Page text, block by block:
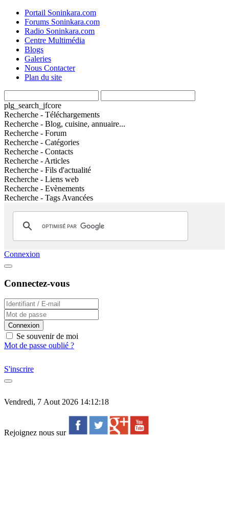
Portail Soninkara.com
Forums Soninkara.com
Radio Soninkara.com
Centre Multimédia
Blogs
Galeries
Nous Contacter
Plan du site
plg_search_jfcore
Recherche - Téléchargements
Recherche - Blog, cuisine, annuaire...
Recherche - Forum
Recherche - Catégories
Recherche - Contacts
Recherche - Articles
Recherche - Fils d'actualité
Recherche - Liens web
Recherche - Evènements
Recherche - Tags Avancées
Connexion
Connectez-vous
Connexion
Se souvenir de moi
Mot de passe oublié ?
S'inscrire
Vendredi, 7 Aout 2026 14:12:18
Rejoignez nous sur